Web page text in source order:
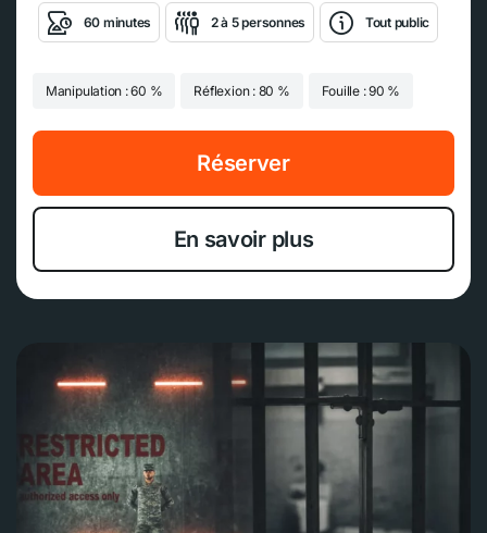
60 minutes 2 à 5 personnes Tout public
Manipulation : 60 % Réflexion : 80 % Fouille : 90 %
Réserver
En savoir plus